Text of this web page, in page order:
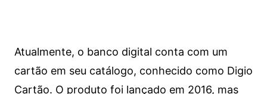
Atualmente, o banco digital conta com um
cartão em seu catálogo, conhecido como Digio
Cartão. O produto foi lançado em 2016, mas